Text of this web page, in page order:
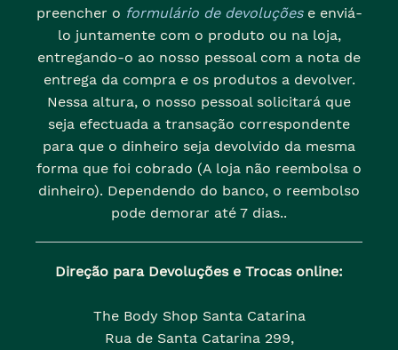
preencher o formulário de devoluçõese enviá-
lo juntamente com o produto ou na loja,
entregando-o ao nosso pessoal com a nota de
entrega da compra e os produtos a devolver.
Nessa altura, o nosso pessoal solicitará que
seja efectuada a transação correspondente
para que o dinheiro seja devolvido da mesma
forma que foi cobrado (A loja não reembolsa o
dinheiro). Dependendo do banco, o reembolso
pode demorar até 7 dias..
Direção para Devoluções e Trocas online:
The Body Shop Santa Catarina
Rua de Santa Catarina 299,